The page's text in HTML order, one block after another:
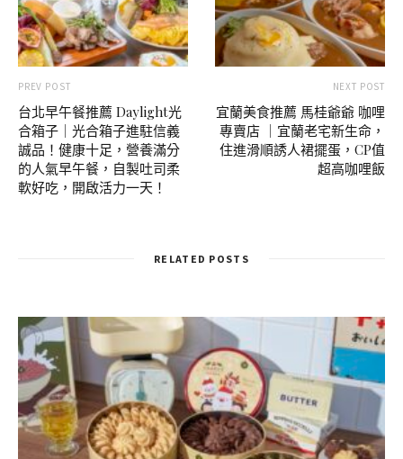
PREV POST
台北早午餐推薦 Daylight光
合箱子｜光合箱子進駐信義
誠品！健康十足，營養滿分
的人氣早午餐，自製吐司柔
軟好吃，開啟活力一天！
NEXT POST
宜蘭美食推薦 馬桂爺爺 咖哩
專賣店 ｜宜蘭老宅新生命，
住進滑順誘人裙擺蛋，CP值
超高咖哩飯
RELATED POSTS